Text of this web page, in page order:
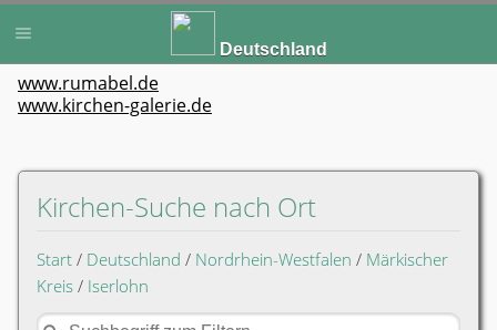
Deutschland
www.rumabel.de
www.kirchen-galerie.de
Kirchen-Suche nach Ort
Start / Deutschland / Nordrhein-Westfalen / Märkischer
Kreis / Iserlohn